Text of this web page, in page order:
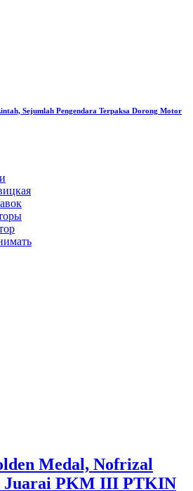
Sejumlah Pengendara Terpaksa Dorong Motor
Medal, Nofrizal
Juarai PKM III PTKIN